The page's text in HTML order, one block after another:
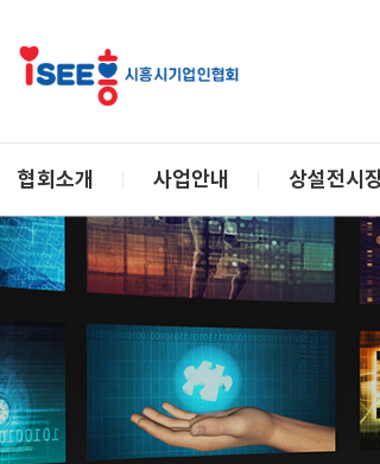
협회소개 사업안내 상설전시